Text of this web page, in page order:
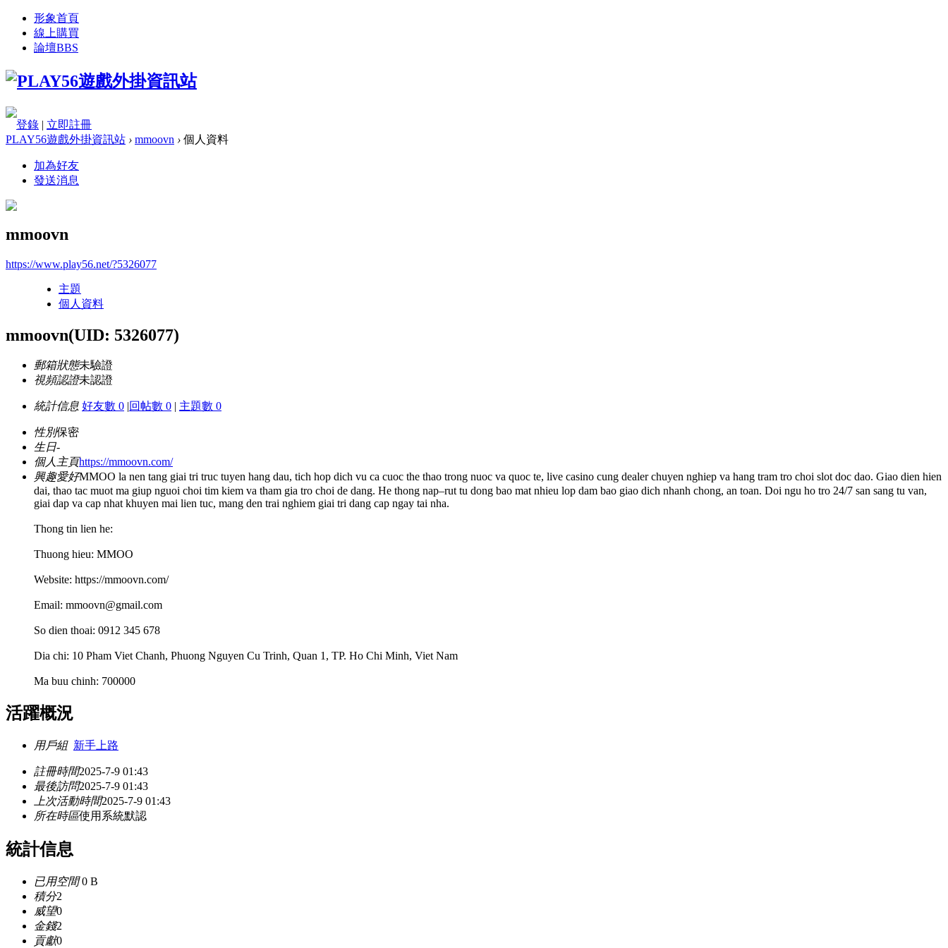
形象首頁
線上購買
論壇BBS
登錄 | 立即註冊
PLAY56遊戲外掛資訊站 › mmoovn › 個人資料
加為好友
發送消息
mmoovn
https://www.play56.net/?5326077
主題
個人資料
mmoovn(UID: 5326077)
郵箱狀態未驗證
視頻認證未認證
統計信息 好友數 0 |回帖數 0 | 主題數 0
性別保密
生日-
個人主頁https://mmoovn.com/
興趣愛好MMOO la nen tang giai tri truc tuyen hang dau, tich hop dich vu ca cuoc the thao trong nuoc va quoc te, live casino cung dealer chuyen nghiep va hang tram tro choi slot doc dao. Giao dien hien
dai, thao tac muot ma giup nguoi choi tim kiem va tham gia tro choi de dang. He thong nap–rut tu dong bao mat nhieu lop dam bao giao dich nhanh chong, an toan. Doi ngu ho tro 24/7 san sang tu van,
giai dap va cap nhat khuyen mai lien tuc, mang den trai nghiem giai tri dang cap ngay tai nha.
Thong tin lien he:
Thuong hieu: MMOO
Website: https://mmoovn.com/
Email: mmoovn@gmail.com
So dien thoai: 0912 345 678
Dia chi: 10 Pham Viet Chanh, Phuong Nguyen Cu Trinh, Quan 1, TP. Ho Chi Minh, Viet Nam
Ma buu chinh: 700000
活躍概況
用戶組 新手上路
註冊時間2025-7-9 01:43
最後訪問2025-7-9 01:43
上次活動時間2025-7-9 01:43
所在時區使用系統默認
統計信息
已用空間0 B
積分2
威望0
金錢2
貢獻0